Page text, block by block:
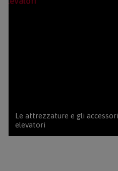
Le attrezzature e gli
elevatori